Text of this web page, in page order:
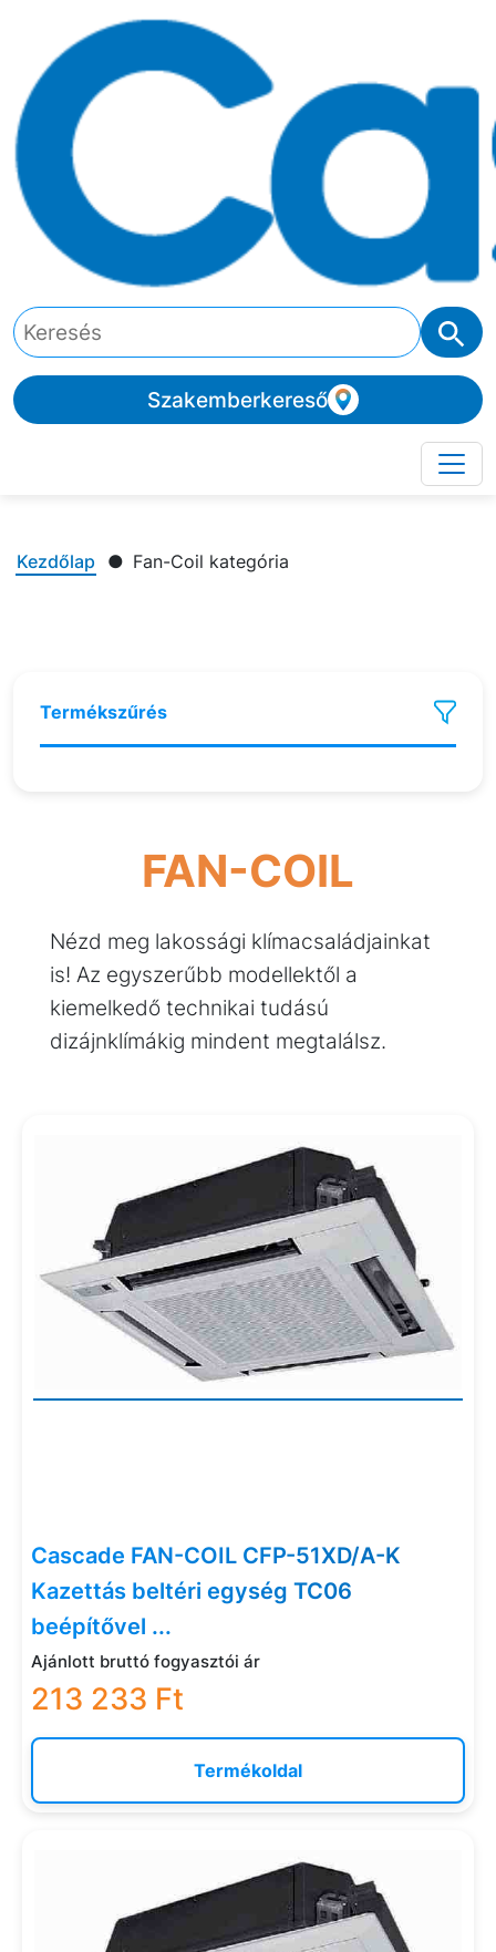
Szakemberkereső
Kezdőlap Fan-Coil kategória
Termékszűrés
FAN-COIL
Nézd meg lakossági klímacsaládjainkat
is! Az egyszerűbb modellektől a
kiemelkedő technikai tudású
dizájnklímákig mindent megtalálsz.
Cascade FAN-COIL CFP-51XD/A-K
Kazettás beltéri egység TC06
beépítővel ...
Ajánlott bruttó fogyasztói ár
213 233 Ft
Termékoldal